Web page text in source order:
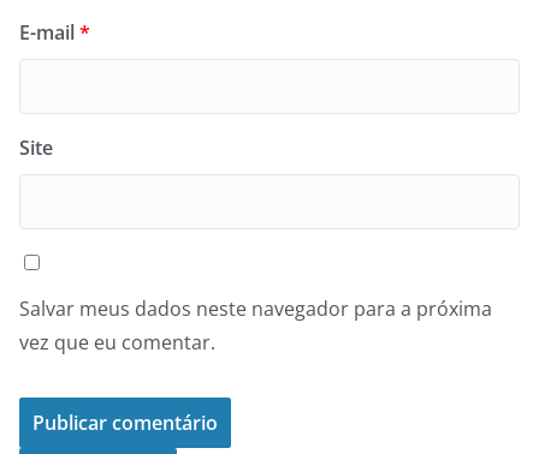
E-mail*
Site
Salvar meus dados neste navegador para a próxima
vez que eu comentar.